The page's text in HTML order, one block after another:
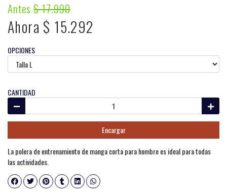
Antes$ 17.990
Ahora $ 15.292
OPCIONES
CANTIDAD
Encargar
La polera de entrenamiento de manga corta para hombre es ideal para todas
las actividades.